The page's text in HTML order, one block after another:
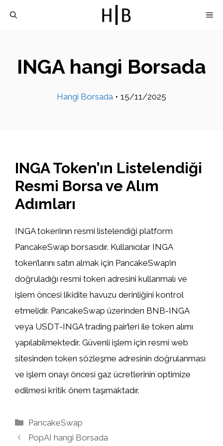
INGA hangi Borsada
Hangi Borsada • 15/11/2025
INGA Token’ın Listelendiği
Resmi Borsa ve Alım
Adımları
INGA token’ının resmi listelendiği platform
PancakeSwap borsasıdır. Kullanıcılar INGA
token’larını satın almak için PancakeSwap’ın
doğruladığı resmi token adresini kullanmalı ve
işlem öncesi likidite havuzu derinliğini kontrol
etmelidir. PancakeSwap üzerinden BNB-INGA
veya USDT-INGA trading pair’leri ile token alımı
yapılabilmektedir. Güvenli işlem için resmi web
sitesinden token sözleşme adresinin doğrulanması
ve işlem onayı öncesi gaz ücretlerinin optimize
edilmesi kritik önem taşımaktadır.
Kategoriler
PancakeSwap
PopAI hangi Borsada